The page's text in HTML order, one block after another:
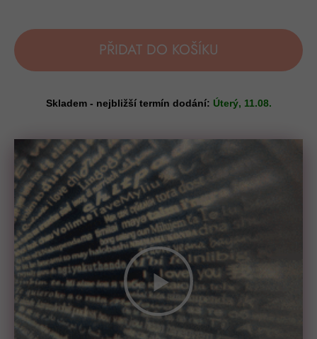
PŘIDAT DO KOŠÍKU
Skladem - nejbližší termín dodání: Úterý, 11.08.